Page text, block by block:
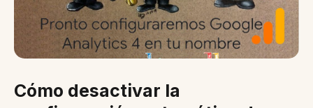
Cómo desactivar la